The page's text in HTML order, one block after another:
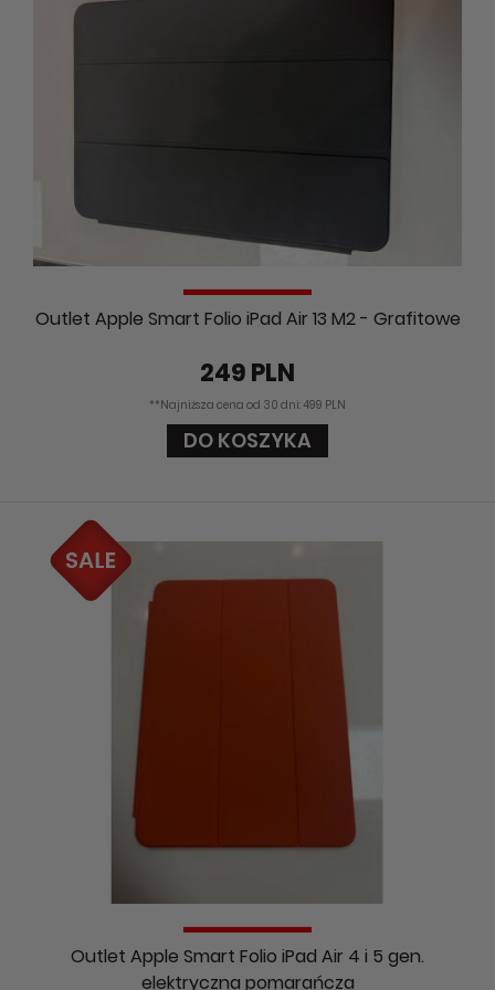
Outlet Apple Smart Folio iPad Air 13 M2 - Grafitowe
249 PLN
**Najniższa cena od 30 dni: 499 PLN
DO KOSZYKA
Outlet Apple Smart Folio iPad Air 4 i 5 gen.
elektryczna pomarańcza